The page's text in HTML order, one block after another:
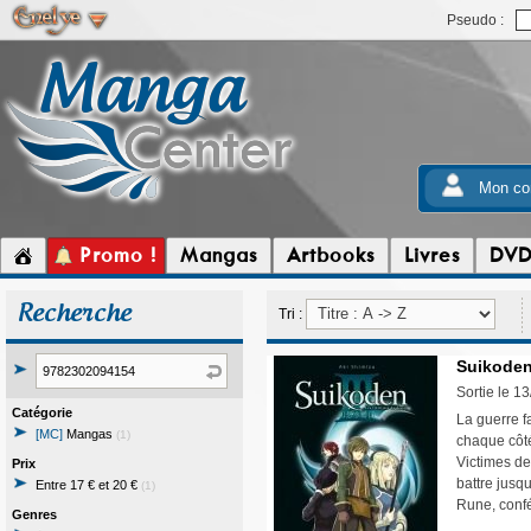
Pseudo :
Mon
Promo ! Mangas Artbooks Livres DVD
Recherche
Catégorie
[MC] Mangas (1)
Prix
Entre 17 € et 20 € (1)
Genres
Tri :
Sortie le
La guerre
chaque
Victimes
battre
Rune,